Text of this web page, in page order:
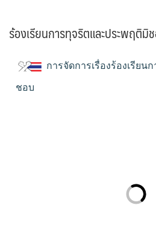
ร้องเรียนการทุจริตและประพฤติมิ
การจัดการเรื่องร้องเรีย
ชอบ